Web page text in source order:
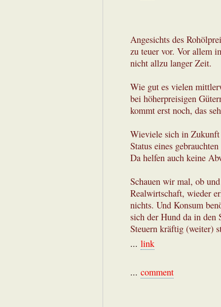
Angesichts des
zu teuer vor. Vor allem
nicht allzu langer Zeit.
Wie gut es vielen
bei höherpreisigen
kommt erst noch, das
Wieviele sich in Zukunft
Status eines
Da helfen auch keine
Schauen wir mal, ob
Realwirtschaft, wieder
nichts. Und Konsum
sich der Hund da in den
Steuern kräftig (weiter)
... link
... comment